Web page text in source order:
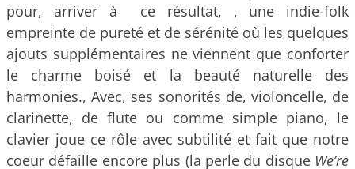
pour, arriver à ce résultat, , une indie-folk
empreinte de pureté et de sérénité où les quelques
ajouts supplémentaires ne viennent que conforter
le charme boisé et la beauté naturelle des
harmonies., Avec, ses sonorités de, violoncelle, de
clarinette, de flute ou comme simple piano, le
clavier joue ce rôle avec subtilité et fait que notre
coeur défaille encore plus (la perle du disque We’re